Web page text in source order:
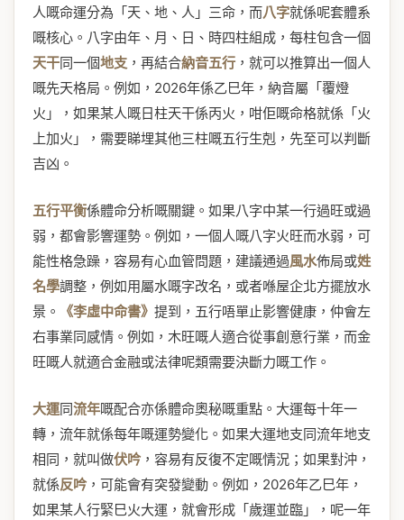
人嘅命運分為「天、地、人」三命，而八字就係呢套體系
嘅核心。八字由年、月、日、時四柱組成，每柱包含一個
天干同一個地支 ，再結合納音五行 ，就可以推算出一個人
嘅先天格局。例如，2026年係乙巳年，納音屬「覆燈
火」，如果某人嘅日柱天干係丙火，咁佢嘅命格就係「火
上加火」，需要睇埋其他三柱嘅五行生剋，先至可以判斷
吉凶。
五行平衡係體命分析嘅關鍵。如果八字中某一行過旺或過
弱，都會影響運勢。例如，一個人嘅八字火旺而水弱，可
能性格急躁，容易有心血管問題，建議通過風水佈局或姓
名學調整，例如用屬水嘅字改名，或者喺屋企北方擺放水
景。
《李虛中命書》 提到，五行唔單止影響健康，仲會左
右事業同感情。例如，木旺嘅人適合從事創意行業，而金
旺嘅人就適合金融或法律呢類需要決斷力嘅工作。
大運同流年嘅配合亦係體命奧秘嘅重點。大運每十年一
轉，流年就係每年嘅運勢變化。如果大運地支同流年地支
相同，就叫做伏吟，容易有反復不定嘅情況；如果對沖，
就係反吟，可能會有突發變動。例如，2026年乙巳年，
如果某人行緊巳火大運，就會形成「歲運並臨」，呢一年